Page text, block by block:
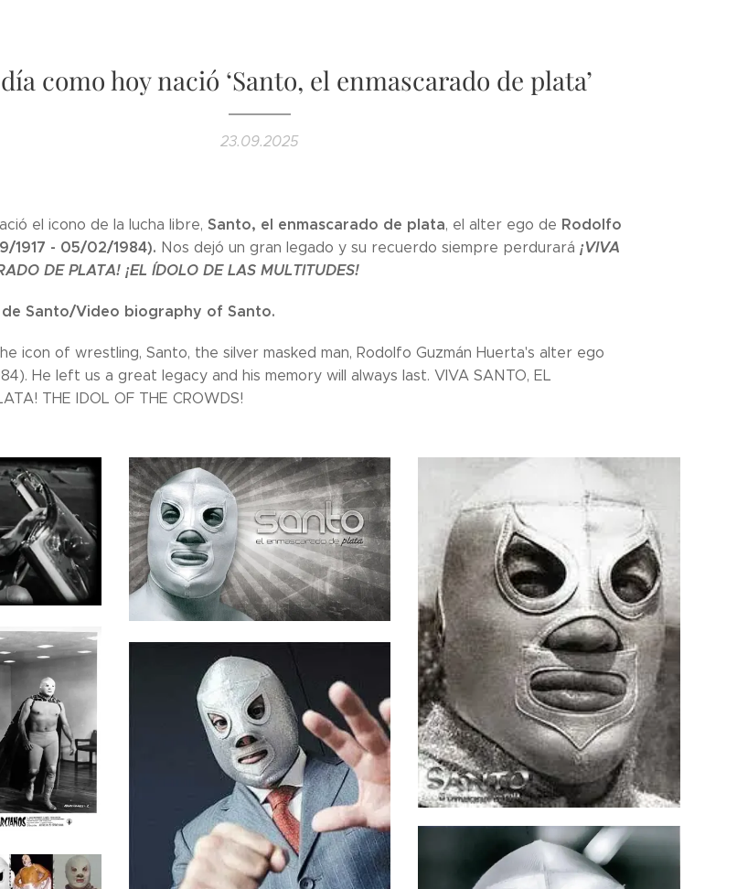
como hoy nació ‘Santo, el enmascarado de plata’
23.09.2025
el icono de la lucha libre, Santo, el enmascarado de plata, el alter ego de Rodolfo
1917 - 05/02/1984). Nos dejó un gran legado y su recuerdo siempre perdurará ¡VIVA
DE PLATA! ¡EL ÍDOLO DE LAS MULTITUDES!
Santo/Video biography of Santo.
icon of wrestling, Santo, the silver masked man, Rodolfo Guzmán Huerta's alter ego
He left us a great legacy and his memory will always last. VIVA SANTO, EL
THE IDOL OF THE CROWDS!